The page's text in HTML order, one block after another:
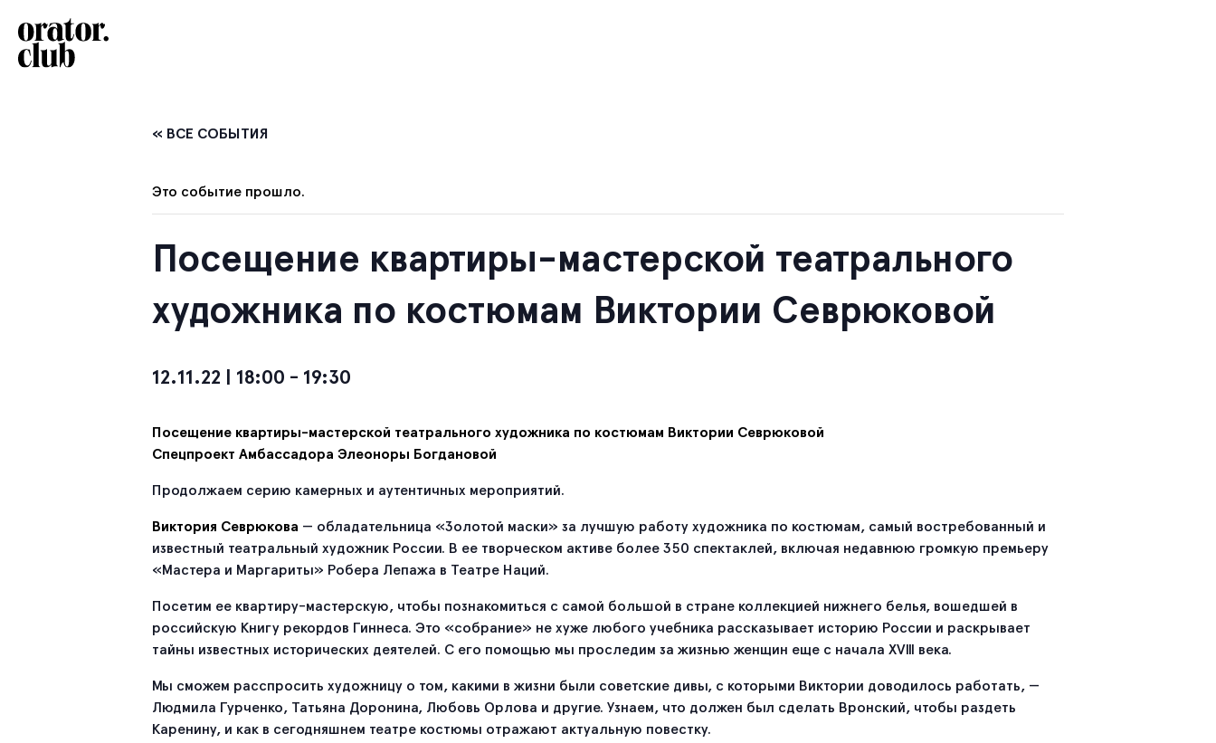
« ВСЕ СОБЫТИЯ
Это событие прошло.
Посещение квартиры-мастерской театрального
художника по костюмам Виктории Севрюковой
12.11.22 | 18:00 - 19:30
Посещение квартиры-мастерской театрального художника по костюмам Виктории Севрюковой
Спецпроект Амбассадора Элеоноры Богдановой
Продолжаем серию камерных и аутентичных мероприятий.
Виктория Севрюкова — обладательница «Золотой маски» за лучшую работу художника по костюмам, самый востребованный и
известный театральный художник России. В ее творческом активе более 350 спектаклей, включая недавнюю громкую премьеру
«Мастера и Маргариты» Робера Лепажа в Театре Наций.
Посетим ее квартиру-мастерскую, чтобы познакомиться с самой большой в стране коллекцией нижнего белья, вошедшей в
российскую Книгу рекордов Гиннеса. Это «собрание» не хуже любого учебника рассказывает историю России и раскрывает
тайны известных исторических деятелей. С его помощью мы проследим за жизнью женщин еще с начала XVIII века.
Мы сможем расспросить художницу о том, какими в жизни были советские дивы, с которыми Виктории доводилось работать, —
Людмила Гурченко, Татьяна Доронина, Любовь Орлова и другие. Узнаем, что должен был сделать Вронский, чтобы раздеть
Каренину, и как в сегодняшнем театре костюмы отражают актуальную повестку.